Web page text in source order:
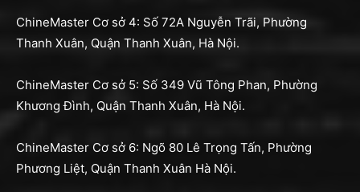
ChineMaster Cơ sở 4: Số 72A Nguyễn Trãi, Phường
Thanh Xuân, Quận Thanh Xuân, Hà Nội.
ChineMaster Cơ sở 5: Số 349 Vũ Tông Phan, Phường
Khương Đình, Quận Thanh Xuân, Hà Nội.
ChineMaster Cơ sở 6: Ngõ 80 Lê Trọng Tấn, Phường
Phương Liệt, Quận Thanh Xuân Hà Nội.